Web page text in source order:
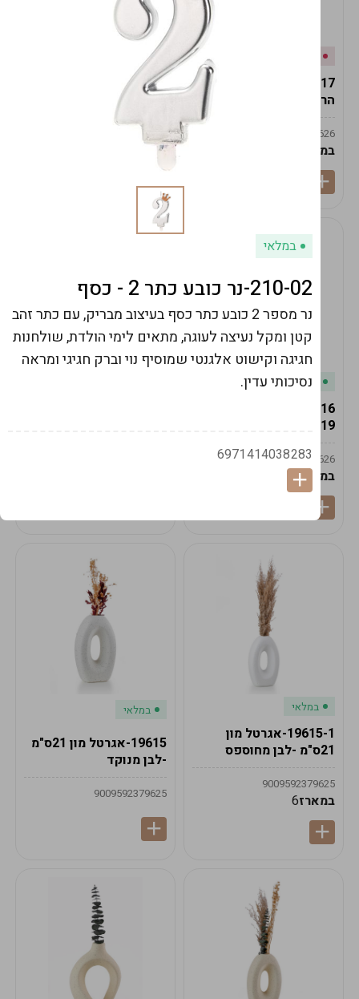
הרמס 19ס"מ -לבן נקי
9009492379626
במארז
במלאי
19ס"מ -לבן מנוקד
9009492379626
במארז
במלאי
19ס"מ -קרם
9009492379626
במארז6
במלאי
19615-1-אגרטל מון
21ס"מ -לבן מחוספס
9009592379625
במארז6
במלאי
19615-אגרטל מון 21ס"מ
-לבן מנוקד
9009592379625
במלאי
210-02-נר כובע כתר 2 - כסף
נר מספר 2 כובע כתר כסף בעיצוב מבריק, עם כתר זהב
קטן ומקל נעיצה לעוגה, מתאים לימי הולדת, שולחנות
חגיגה וקישוט אלגנטי שמוסיף נוי וברק חגיגי ומראה
נסיכותי עדין.
6971414038283